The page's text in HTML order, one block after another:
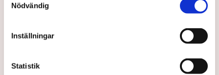
Nödvändig
Inställningar
Statistik